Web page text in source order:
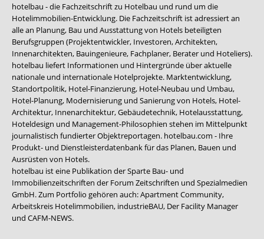
hotelbau - die Fachzeitschrift zu Hotelbau und rund um die
Hotelimmobilien-Entwicklung. Die Fachzeitschrift ist adressiert an
alle an Planung, Bau und Ausstattung von Hotels beteiligten
Berufsgruppen (Projektentwickler, Investoren, Architekten,
Innenarchitekten, Bauingenieure, Fachplaner, Berater und Hoteliers).
hotelbau liefert Informationen und Hintergründe über aktuelle
nationale und internationale Hotelprojekte. Marktentwicklung,
Standortpolitik, Hotel-Finanzierung, Hotel-Neubau und Umbau,
Hotel-Planung, Modernisierung und Sanierung von Hotels, Hotel-
Architektur, Innenarchitektur, Gebäudetechnik, Hotelausstattung,
Hoteldesign und Management-Philosophien stehen im Mittelpunkt
journalistisch fundierter Objektreportagen. hotelbau.com - Ihre
Produkt- und Dienstleisterdatenbank für das Planen, Bauen und
Ausrüsten von Hotels.
hotelbau ist eine Publikation der Sparte Bau- und
Immobilienzeitschriften der Forum Zeitschriften und Spezialmedien
GmbH. Zum Portfolio gehören auch:Apartment Community,
Arbeitskreis Hotelimmobilien, industrieBAU, Der Facility Manager
und CAFM-NEWS.